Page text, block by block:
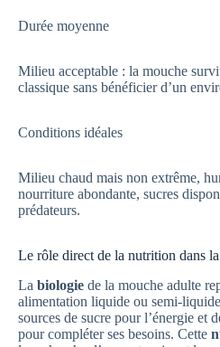
Durée moyenne
Milieu acceptable : la mouche
classique sans bénéficier d’un
Conditions idéales
Milieu chaud mais non extrême,
nourriture abondante, sucres
prédateurs.
Le rôle direct de la nutrition dans
La biologie de la mouche adulte
alimentation liquide ou semi-
sources de sucre pour l’énergie et
pour compléter ses besoins. Cette